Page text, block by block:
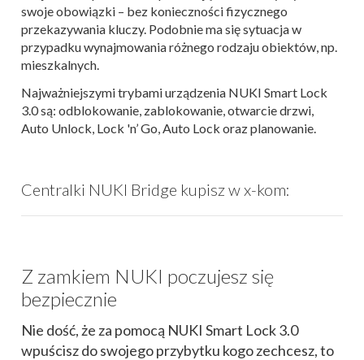
swoje obowiązki – bez konieczności fizycznego
przekazywania kluczy. Podobnie ma się sytuacja w
przypadku wynajmowania różnego rodzaju obiektów, np.
mieszkalnych.
Najważniejszymi trybami urządzenia NUKI Smart Lock
3.0są: odblokowanie, zablokowanie, otwarcie drzwi,
Auto Unlock, Lock 'n’ Go, Auto Lock oraz planowanie.
Centralki NUKI Bridge kupisz w x-kom:
Z zamkiem NUKI poczujesz się
bezpiecznie
Nie dość, że za pomocą NUKI Smart Lock 3.0
wpuścisz do swojego przybytku kogo zechcesz, to